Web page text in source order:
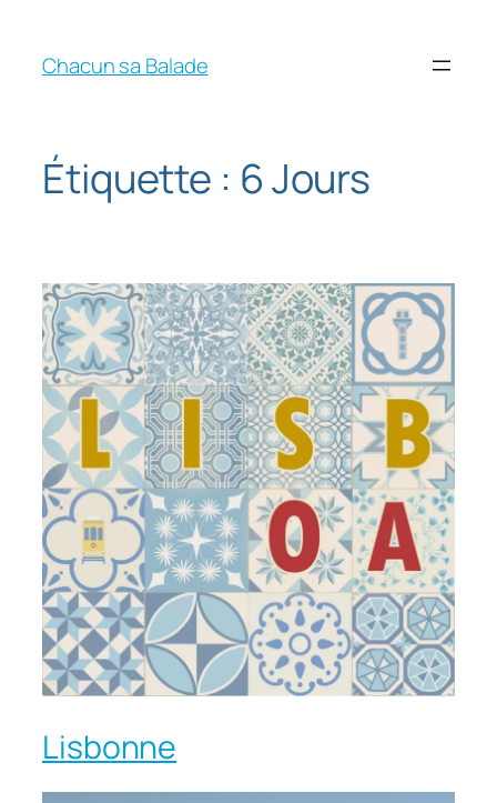
Chacun sa Balade
Étiquette : 6 Jours
Lisbonne